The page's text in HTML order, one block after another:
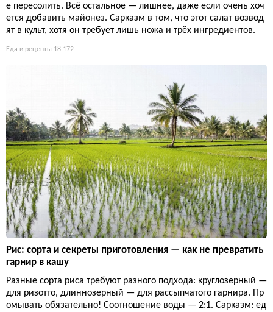
е пересолить. Всё остальное — лишнее, даже если очень хоч
ется добавить майонез. Сарказм в том, что этот салат возвод
ят в культ, хотя он требует лишь ножа и трёх ингредиентов.
Еда и рецепты 18 172
Рис: сорта и секреты приготовления — как не превратить
гарнир в кашу
Разные сорта риса требуют разного подхода: круглозерный —
для ризотто, длиннозерный — для рассыпчатого гарнира. Пр
омывать обязательно! Соотношение воды — 2:1. Сарказм: ед